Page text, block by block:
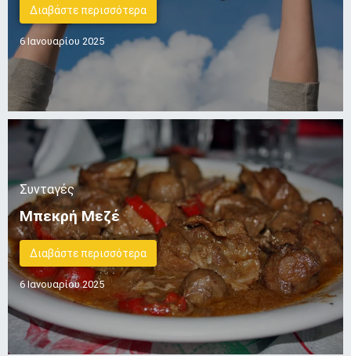
Διαβάστε περισσότερα
6 Ιανουαρίου 2025
Συνταγές
Μπεκρή Μεζέ
Διαβάστε περισσότερα
6 Ιανουαρίου 2025